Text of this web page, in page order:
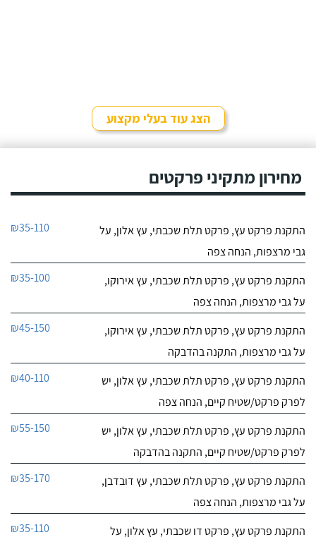
הצג עוד בעלי מקצוע
מחירון מתקיני פרקטים
התקנת פרקט עץ, פרקט תלת שכבתי, עץ אלון, על
גבי מרצפות, הנחה צפה
₪35-110
התקנת פרקט עץ, פרקט תלת שכבתי, עץ אירוקו,
על גבי מרצפות, הנחה צפה
₪35-100
התקנת פרקט עץ, פרקט תלת שכבתי, עץ אירוקו,
על גבי מרצפות, התקנה בהדבקה
₪45-150
התקנת פרקט עץ, פרקט תלת שכבתי, עץ אלון, יש
לפרק פרקט/שטיח קיים, הנחה צפה
₪40-110
התקנת פרקט עץ, פרקט תלת שכבתי, עץ אלון, יש
לפרק פרקט/שטיח קיים, התקנה בהדבקה
₪55-150
התקנת פרקט עץ, פרקט תלת שכבתי, עץ דובדבן,
על גבי מרצפות, הנחה צפה
₪35-170
התקנת פרקט עץ, פרקט דו שכבתי, עץ אלון, על
₪35-110